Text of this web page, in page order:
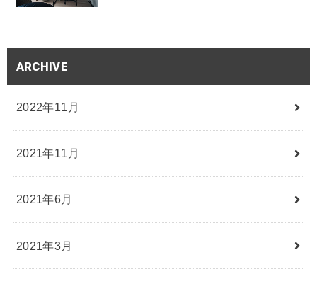
ARCHIVE
2022年11月
2021年11月
2021年6月
2021年3月